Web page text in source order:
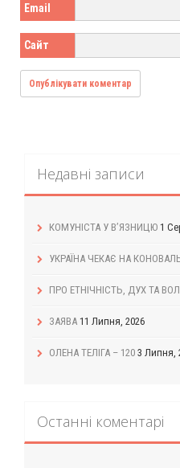
Email
Сайт
Недавні записи
КОМУНІСТА У В’ЯЗНИЦЮ 1
УКРАЇНА ЧЕКАЄ НА
ПРО ЕТНІЧНІСТЬ, ДУХ ТА
ЗАЯВА 11 Липня, 2026
ОЛЕНА ТЕЛІГА – 120 3 Липня,
Останні коментарі